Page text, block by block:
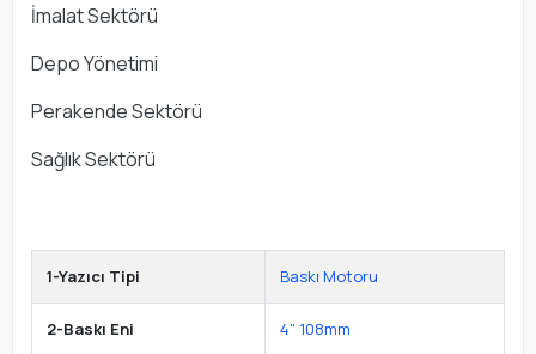
İmalat Sektörü
Depo Yönetimi
Perakende Sektörü
Sağlık Sektörü
1-Yazıcı Tipi Baskı Motoru
2-Baskı Eni 4" 108mm